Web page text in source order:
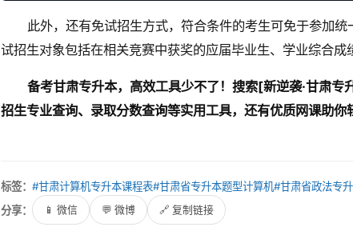
此外，还有免试招生方式，符合条件的考生可免于参加
试招生对象包括在相关竞赛中获奖的应届毕业生、学业综合成
备考甘肃专升本，高效工具少不了！搜索[新逆袭·甘肃专
招生专业查询、录取分数查询等实用工具，还有优质网课助你
标签： #甘肃计算机专升本课程表#甘肃省专升本题型计算机#甘肃省政法专
分享：
📱 微信 💬 微博 🔗 复制链接